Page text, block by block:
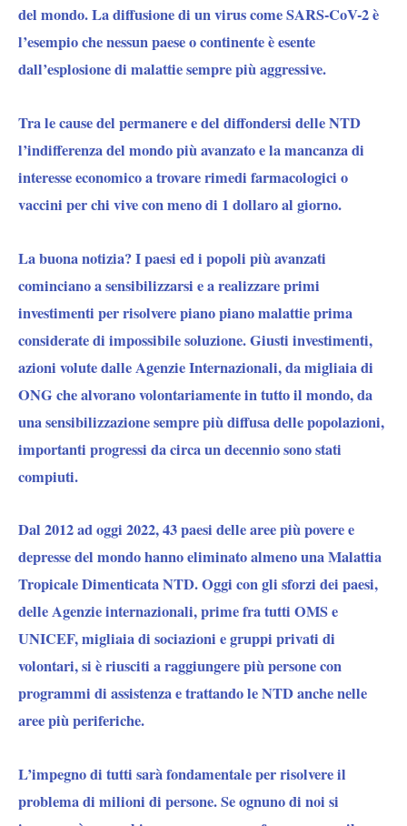
del mondo. La diffusione di un virus come SARS-CoV-2 è
l’esempio che nessun paese o continente è esente
dall’esplosione di malattie sempre più aggressive.
Tra le cause del permanere e del diffondersi delle NTD
l’indifferenza del mondo più avanzato e la mancanza di
interesse economico a trovare rimedi farmacologici o
vaccini per chi vive con meno di 1 dollaro al giorno.
La buona notizia?I paesi ed i popoli più avanzati
cominciano a sensibilizzarsi e a realizzare primi
investimenti per risolvere piano piano malattie prima
considerate di impossibile soluzione. Giusti investimenti,
azioni volute dalle Agenzie Internazionali, da migliaia di
ONG che alvorano volontariamente in tutto il mondo, da
una sensibilizzazione sempre più diffusa delle popolazioni,
importanti progressi da circa un decennio sono stati
compiuti.
Dal 2012 ad oggi 2022, 43 paesi delle aree più povere e
depresse del mondo hanno eliminato almeno una Malattia
Tropicale Dimenticata NTD. Oggi con gli sforzi dei paesi,
delle Agenzie internazionali, prime fra tutti OMS e
UNICEF, migliaia di sociazioni e gruppi privati di
volontari, si è riusciti a raggiungere più persone con
programmi di assistenza e trattando le NTD anche nelle
aree più periferiche.
L’impegno di tutti sarà fondamentale per risolvere il
problema di milioni di persone. Se ognuno di noi si